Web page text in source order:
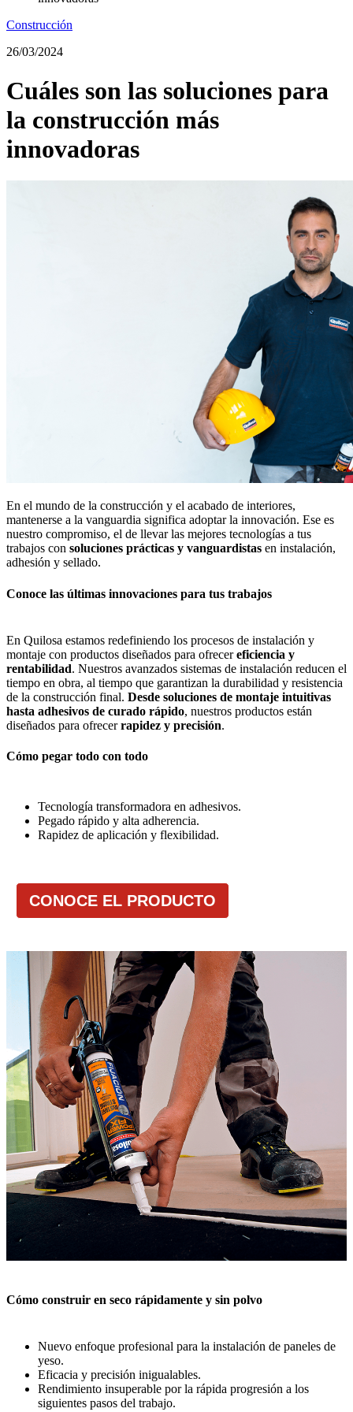
Construcción
26/03/2024
Cuáles son las soluciones para
la construcción más
innovadoras
En el mundo de la construcción y el acabado de interiores,
mantenerse a la vanguardia significa adoptar la innovación. Ese es
nuestro compromiso, el de llevar las mejores tecnologías a tus
trabajos con soluciones prácticas y vanguardistas en instalación,
adhesión y sellado.
Conoce las últimas innovaciones para tus trabajos
En Quilosa estamos redefiniendo los procesos de instalación y
montaje con productos diseñados para ofrecereficiencia y
rentabilidad. Nuestros avanzados sistemas de instalación reducen el
tiempo en obra, al tiempo que garantizan la durabilidad y resistencia
de la construcción final. Desde soluciones de montaje intuitivas
hasta adhesivos de curado rápido, nuestros productos están
diseñados para ofrecerrapidez y precisión.
Cómo pegar todo con todo
Tecnología transformadora en adhesivos.
Pegado rápido y alta adherencia.
Rapidez de aplicación y flexibilidad.
CONOCE EL PRODUCTO
Cómo construir en seco rápidamente y sin polvo
Nuevo enfoque profesional para la instalación de paneles de
yeso.
Eficacia y precisión inigualables.
Rendimiento insuperable por la rápida progresión a los
siguientes pasos del trabajo.